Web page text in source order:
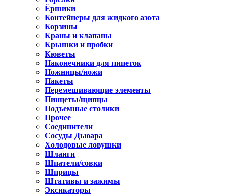
Ёршики
Контейнеры для жидкого азота
Корзины
Краны и клапаны
Крышки и пробки
Кюветы
Наконечники для пипеток
Ножницы/ножи
Пакеты
Перемешивающие элементы
Пинцеты/щипцы
Подъемные столики
Прочее
Соединители
Сосуды Дьюара
Холодовые ловушки
Шланги
Шпатели/совки
Шприцы
Штативы и зажимы
Эксикаторы